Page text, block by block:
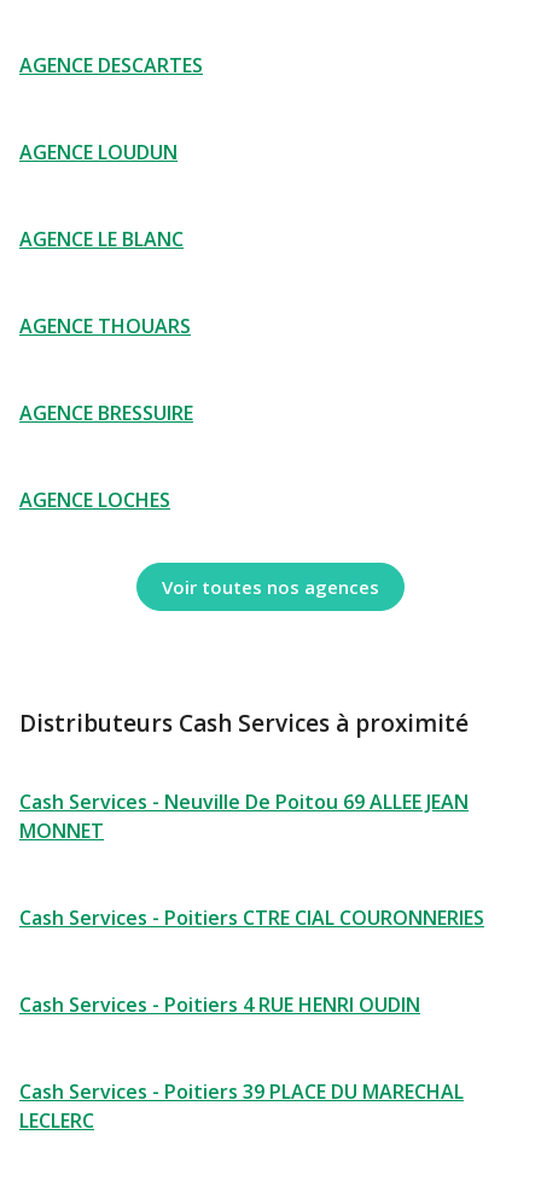
AGENCE DESCARTES
AGENCE LOUDUN
AGENCE LE BLANC
AGENCE THOUARS
AGENCE BRESSUIRE
AGENCE LOCHES
Voir toutes nos agences
Distributeurs Cash Services à proximité
Cash Services - Neuville De Poitou 69 ALLEE JEAN
MONNET
Cash Services - Poitiers CTRE CIAL COURONNERIES
Cash Services - Poitiers 4 RUE HENRI OUDIN
Cash Services - Poitiers 39 PLACE DU MARECHAL
LECLERC